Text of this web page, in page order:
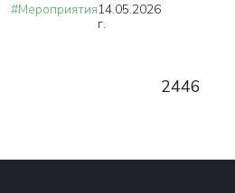
#Мероприятия14.05.2026
г.
2446